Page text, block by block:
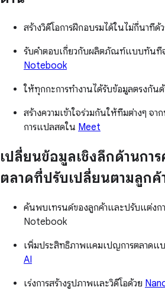
สร้างวิดีโอการฝึกอบรมได้ในไม่กี่นาทีด้
รับคำตอบเกี่ยวกับผลิตภัณฑ์แบบทันที
Notebook
ให้ทุกกะการทำงานได้รับข้อมูลตรงกัน
สร้างความเข้าใจร่วมกันให้ทีมต่างๆ จ
การแปลสดใน Meet
เปลี่ยนข้อมูลเชิงลึกด้านกา
ตลาดที่ปรับเปลี่ยนตามลูกค้
ค้นพบเทรนด์ของลูกค้าและปรับแต่งก
Notebook
เพิ่มประสิทธิภาพแคมเปญการตลาดแ
AI
เร่งการสร้างรูปภาพและวิดีโอด้วย